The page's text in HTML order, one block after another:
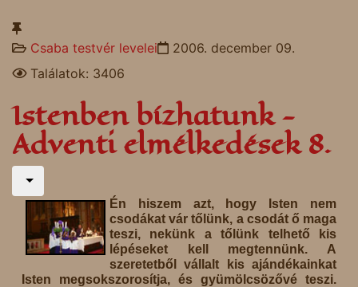
Csaba testvér levelei
2006. december 09.
Találatok: 3406
Istenben bízhatunk -
Adventi elmélkedések 8.
Én hiszem azt, hogy Isten nem
csodákat vár tőlünk, a csodát ő maga
teszi, nekünk a tőlünk telhető kis
lépéseket kell megtennünk. A
szeretetből vállalt kis ajándékainkat
Isten megsokszorosítja, és gyümölcsözővé teszi.